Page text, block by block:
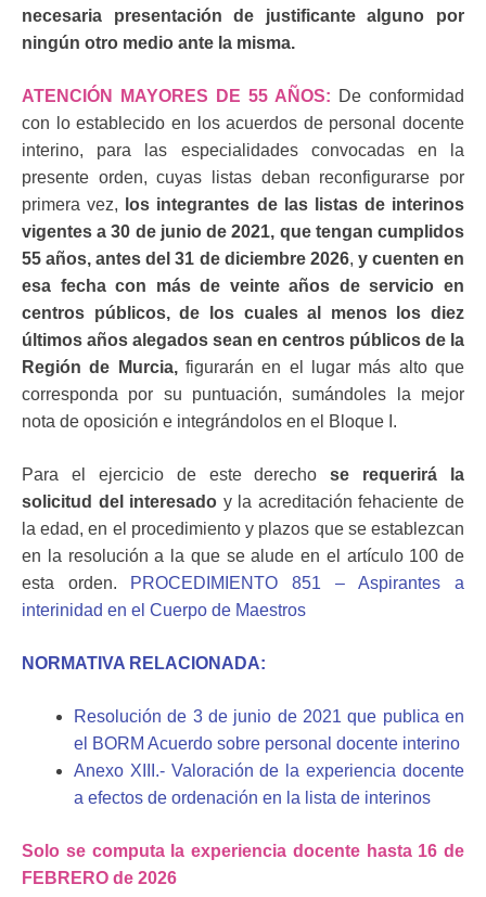
necesaria presentación de justificante alguno por
ningún otro medio ante la misma.
ATENCIÓN MAYORES DE 55 AÑOS: De conformidad
con lo establecido en los acuerdos de personal docente
interino, para las especialidades convocadas en la
presente orden, cuyas listas deban reconfigurarse por
primera vez,
los integrantes de las listas de interinos
vigentes a 30 de junio de 2021, que tengan cumplidos
55 años, antes del 31 de diciembre 2026, y cuenten en
esa fecha con más de veinte años de servicio en
centros públicos, de los cuales al menos los diez
últimos años alegados sean en centros públicos de la
Región de Murcia,figurarán en el lugar más alto que
corresponda por su puntuación, sumándoles la mejor
nota de oposición e integrándolos en el Bloque I.
Para el ejercicio de este derechose requerirá la
solicitud del interesado y la acreditación fehaciente de
la edad, en el procedimiento y plazos que se establezcan
en la resolución a la que se alude en el artículo 100 de
esta orden.
PROCEDIMIENTO 851 –Aspirantes a
interinidad en el Cuerpo de Maestros
NORMATIVA RELACIONADA:
Resolución de 3 de junio de 2021 que publica en
el BORM Acuerdo sobre personal docente interino
Anexo XIII.- Valoración de la experiencia docente
a efectos de ordenación en la lista de interinos
Solo se computa la experiencia docente hasta 16 de
FEBRERO de 2026